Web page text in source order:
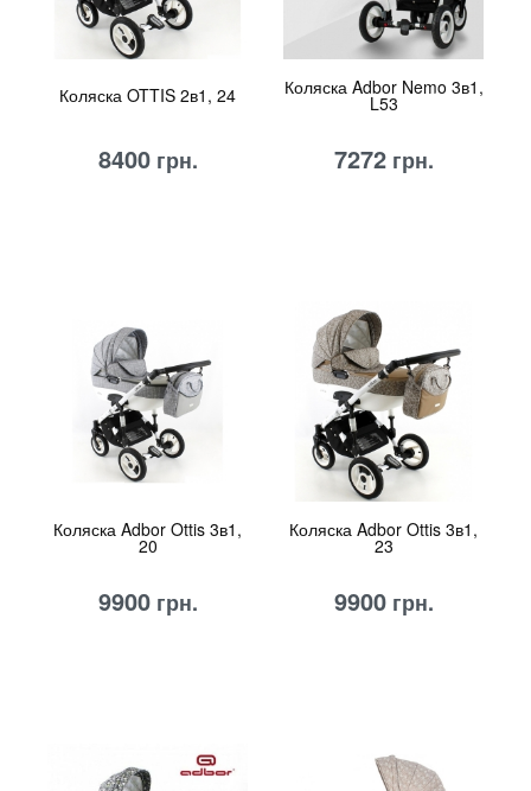
Коляска OTTIS 2в1, 24
8400грн.
Коляска Adbor Nemo 3в1,
L53
7272грн.
Коляска Adbor Ottis 3в1,
20
9900грн.
Коляска Adbor Ottis 3в1,
23
9900грн.